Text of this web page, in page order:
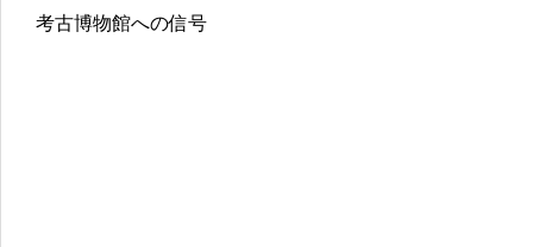
考古博物館への信号